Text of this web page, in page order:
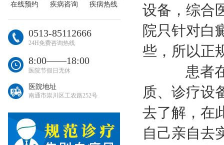
在线预约 疾病咨询 疾病热线
0513-85112666
24H免费咨询热线
8:00――18:00
医院节假日无休
医院地址
南通市崇川区工农路252号
设备，综合
院只针对白
些，所以正
患者在
质、诊疗设
去了解，在
自己亲自去